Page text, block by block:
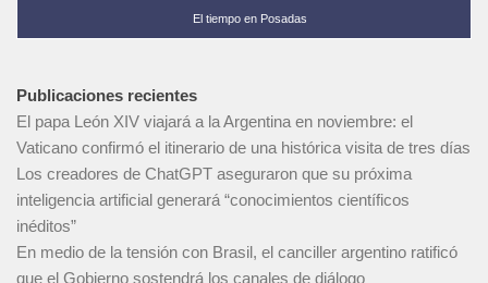
El tiempo en Posadas
Publicaciones recientes
El papa León XIV viajará a la Argentina en noviembre: el
Vaticano confirmó el itinerario de una histórica visita de tres días
Los creadores de ChatGPT aseguraron que su próxima
inteligencia artificial generará “conocimientos científicos
inéditos”
En medio de la tensión con Brasil, el canciller argentino ratificó
que el Gobierno sostendrá los canales de diálogo